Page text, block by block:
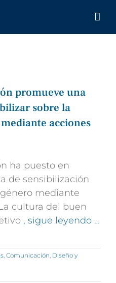
promueve una
sobre la
acciones
ha puesto en
de sensibilización
mediante
cultura del buen
, sigue leyendo …
, Comunicación, Diseño y